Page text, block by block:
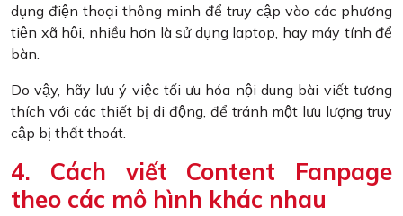
dụng điện thoại thông minh để truy cập vào các phương
tiện xã hội, nhiều hơn là sử dụng laptop, hay máy tính để
bàn.
Do vậy, hãy lưu ý việc tối ưu hóa nội dung bài viết tương
thích với các thiết bị di động, để tránh một lưu lượng truy
cập bị thất thoát.
4. Cách viết Content Fanpage
theo các mô hình khác nhau